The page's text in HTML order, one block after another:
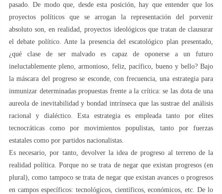
pasado. De modo que, desde esta posición, hay que entender que los
proyectos políticos que se arrogan la representación del porvenir
absoluto son, en realidad, proyectos ideológicos que tratan de clausurar
el debate político. Ante la presencia del escatológico plan presentado,
¿qué clase de ser malvado es capaz de oponerse a un futuro
ineluctablemente pleno, armonioso, feliz, pacífico, bueno y bello? Bajo
la máscara del progreso se esconde, con frecuencia, una estrategia para
inmunizar determinadas propuestas frente a la crítica: se las dota de una
aureola de inevitabilidad y bondad intrínseca que las sustrae del análisis
racional y dialéctico. Esta estrategia es empleada tanto por elites
tecnocráticas como por movimientos populistas, tanto por fuerzas
estatales como por partidos nacionalistas.
Es necesario, por tanto, devolver la idea de progreso al terreno de la
realidad política. Porque no se trata de negar que existan progresos (en
plural), como tampoco se trata de negar que existan avances o progresos
en campos específicos: tecnológicos, científicos, económicos, etc. De lo